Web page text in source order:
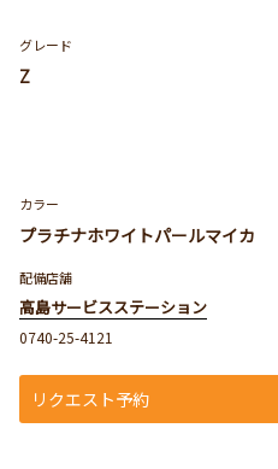
グレード
Z
カラー
プラチナホワイトパールマイカ
配備店舗
高島サービスステーション
0740-25-4121
リクエスト予約